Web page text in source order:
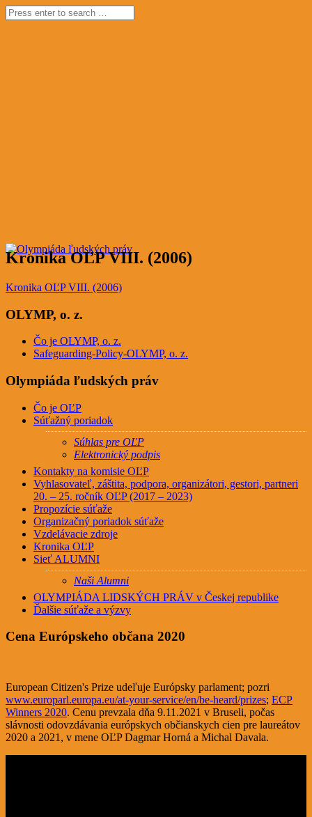
Kronika OĽP VIII. (2006)
Kronika OĽP VIII. (2006)
OLYMP, o. z.
Čo je OLYMP, o. z.
Safeguarding-Policy-OLYMP, o. z.
Olympiáda ľudských práv
Čo je OĽP
Súťažný poriadok
Súhlas pre OĽP
Elektronický podpis
Kontakty na komisie OĽP
Vyhlasovateľ, záštita, podpora, organizátori, gestori, partneri
20. – 25. ročník OĽP (2017 – 2023)
Propozície súťaže
Organizačný poriadok súťaže
Vzdelávacie zdroje
Kronika OĽP
Sieť ALUMNI
Naši Alumni
OLYMPIÁDA LIDSKÝCH PRÁV v Českej republike
Ďalšie súťaže a výzvy
Cena Európskeho občana 2020
European Citizen's Prize udeľuje Európsky parlament; pozri
www.europarl.europa.eu/at-your-service/en/be-heard/prizes; ECP
Winners 2020. Cenu prevzala dňa 9.11.2021 v Bruseli, počas
slávnosti odovzdávania európskych občianskych cien pre laureátov
2020 a 2021, v mene OĽP Dagmar Horná a Michal Davala.